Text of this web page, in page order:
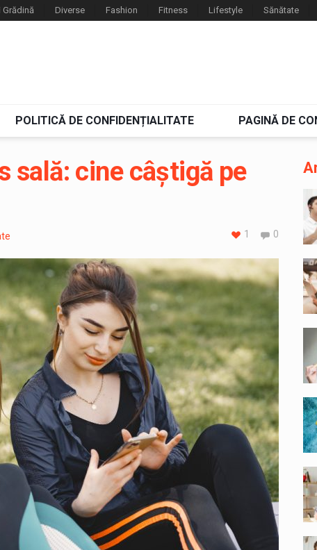
Grădină Diverse Fashion Fitness Lifestyle Sănătate
POLITICĂ DE CONFIDENȚIALITATE PAGINĂ DE
sală: cine câștigă pe
0
1